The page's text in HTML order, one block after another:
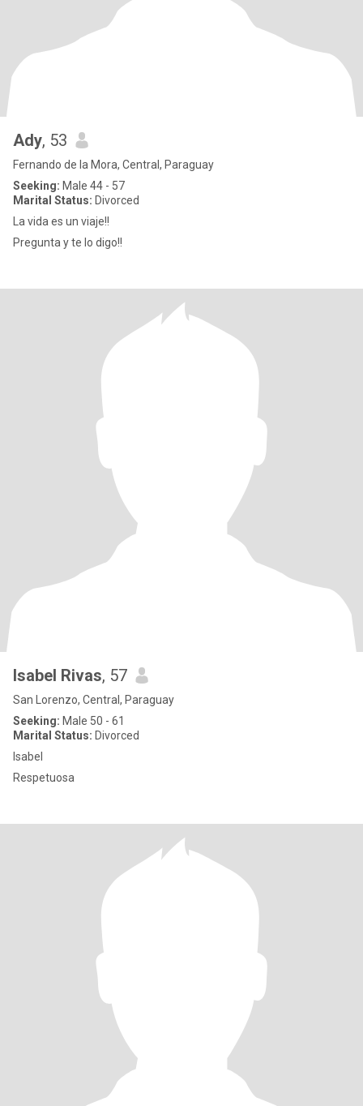
Ady, 53
Fernando de la Mora, Central, Paraguay
Seeking: Male 44 - 57
Marital Status: Divorced
La vida es un viaje!!
Pregunta y te lo digo!!
Isabel Rivas, 57
San Lorenzo, Central, Paraguay
Seeking: Male 50 - 61
Marital Status: Divorced
Isabel
Respetuosa